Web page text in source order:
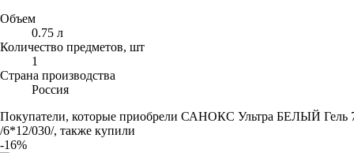
Объем
0.75 л
Количество предметов, шт
1
Страна производства
Россия
Покупатели, которые приобрели САНОКС Ультра БЕЛЫЙ Гель
/6*12/030/, также купили
-16%